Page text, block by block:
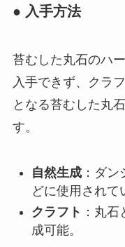
● 入手方法
苔むした丸石のハ
入手できず、クラ
となる苔むした丸
す。
自然生成：ダン
どに使用されて
クラフト ：丸
成可能。